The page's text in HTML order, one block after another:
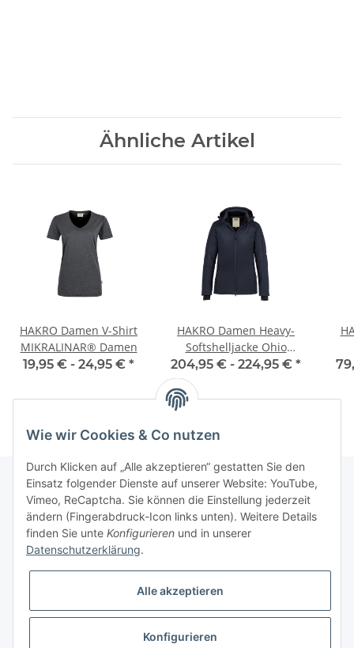
Ähnliche Artikel
HAKRO Damen V-Shirt
MIKRALINAR® Damen
19,95 € - 24,95 € *
HAKRO Damen Heavy-
Softshelljacke Ohio
Damen
204,95 € - 224,95 € *
Informationen
Gesetzliche Informationen
Wie wir Cookies & Co nutzen
Durch Klicken auf „Alle akzeptieren“ gestatten Sie den
Einsatz folgender Dienste auf unserer Website: YouTube,
Vimeo, ReCaptcha. Sie können die Einstellung jederzeit
ändern (Fingerabdruck-Icon links unten). Weitere Details
finden Sie unte Konfigurieren und in unserer
Datenschutzerklärung.
Alle akzeptieren
Konfigurieren